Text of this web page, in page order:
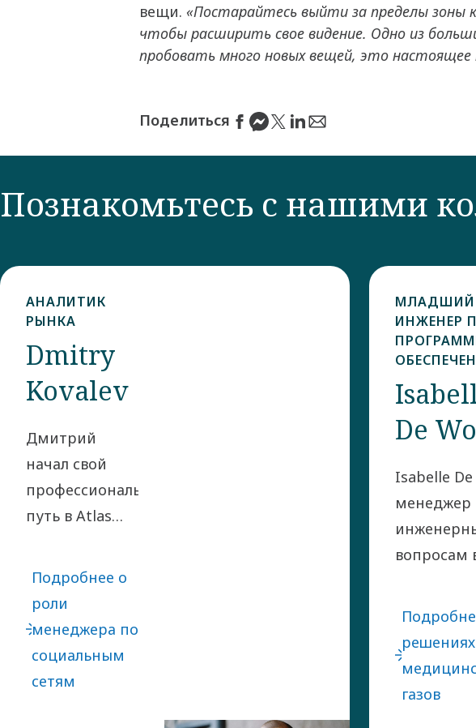
вещи. «Постарайтесь выйти за пределы
чтобы расширить свое видение. Одно из
пробовать много новых вещей, это
Поделиться
Познакомьтесь с нашими
АНАЛИТИК
РЫНКА​
Dmitry
Kovalev
Дмитрий
начал свой
профессиональный
путь в Atlas
2018 году в
менеджера по
Подробнее о
роли
менеджера по
социальным
сетям
МЛАДШИЙ
ИНЖЕНЕР
De
Isabelle
менеджер
вопросам
решений
газов,
газов